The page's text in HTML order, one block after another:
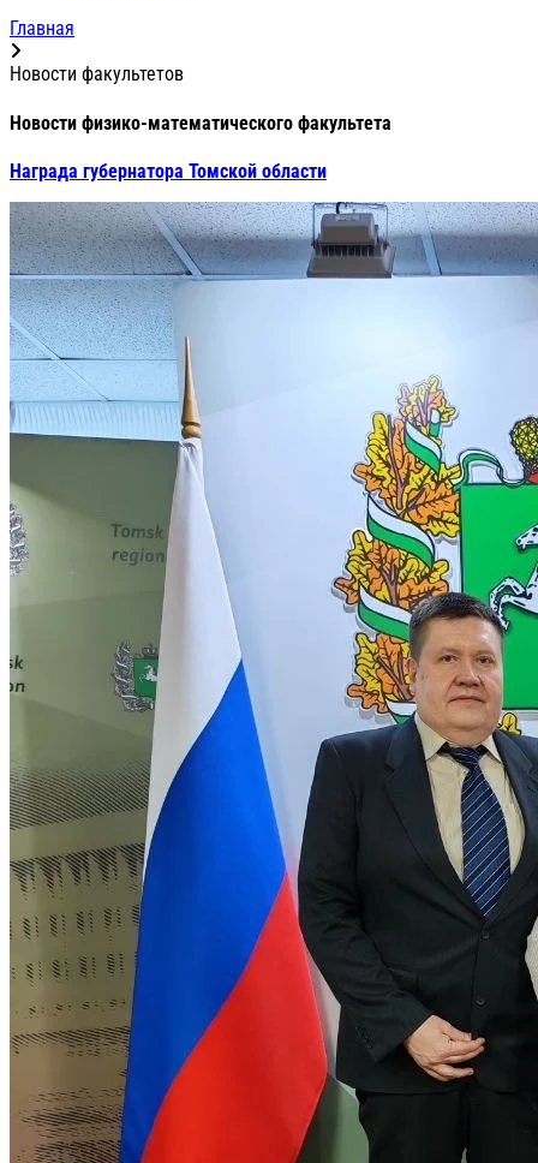
Главная
Новости факультетов
Новости физико-математического факультета
Награда губернатора Томской области